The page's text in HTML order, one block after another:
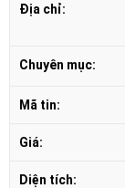
Địa chỉ:
Chuyên mục:
Mã tin:
Giá:
Diện tích: